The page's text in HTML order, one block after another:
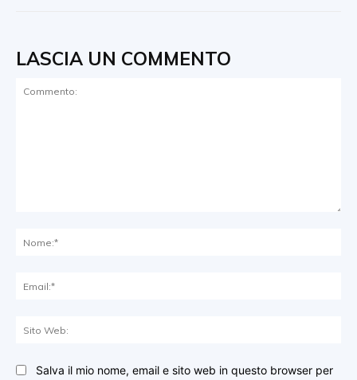
LASCIA UN COMMENTO
Salva il mio nome, email e sito web in questo browser per